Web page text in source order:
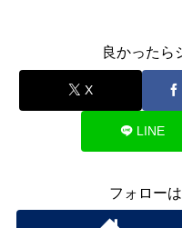
良かったら
X
LINE
フォロー